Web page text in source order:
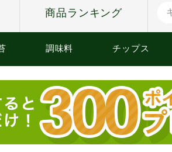
商品ランキング
調味料 チップス